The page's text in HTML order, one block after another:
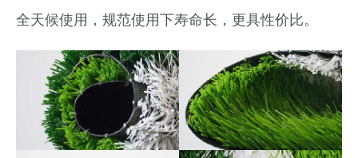
全天候使用，规范使用下寿命长，更具性价比。